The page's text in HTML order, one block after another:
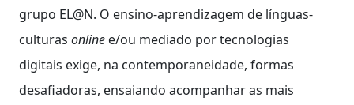
grupo EL@N. O ensino-aprendizagem de línguas-
culturas online e/ou mediado por tecnologias
digitais exige, na contemporaneidade, formas
desafiadoras, ensaiando acompanhar as mais